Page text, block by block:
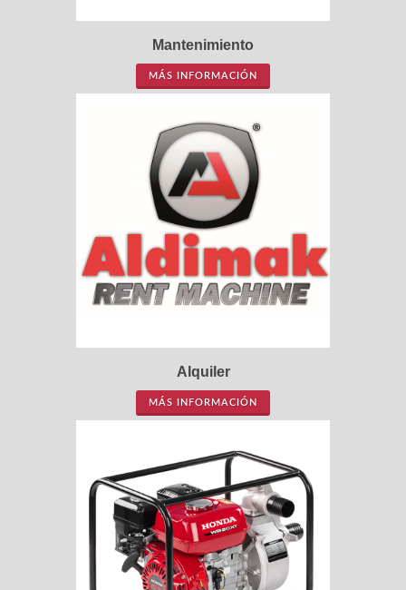
Mantenimiento
MÁS INFORMACIÓN
Alquiler
MÁS INFORMACIÓN